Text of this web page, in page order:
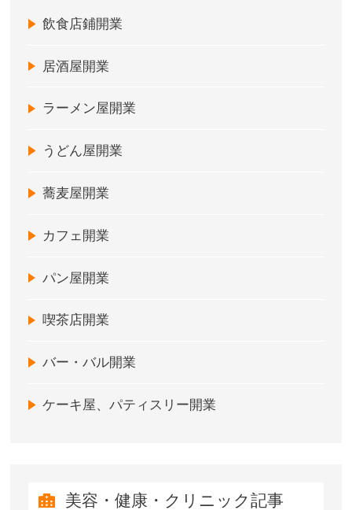
飲食店鋪開業
居酒屋開業
ラーメン屋開業
うどん屋開業
蕎麦屋開業
カフェ開業
パン屋開業
喫茶店開業
バー・バル開業
ケーキ屋、パティスリー開業
美容・健康・クリニック記事